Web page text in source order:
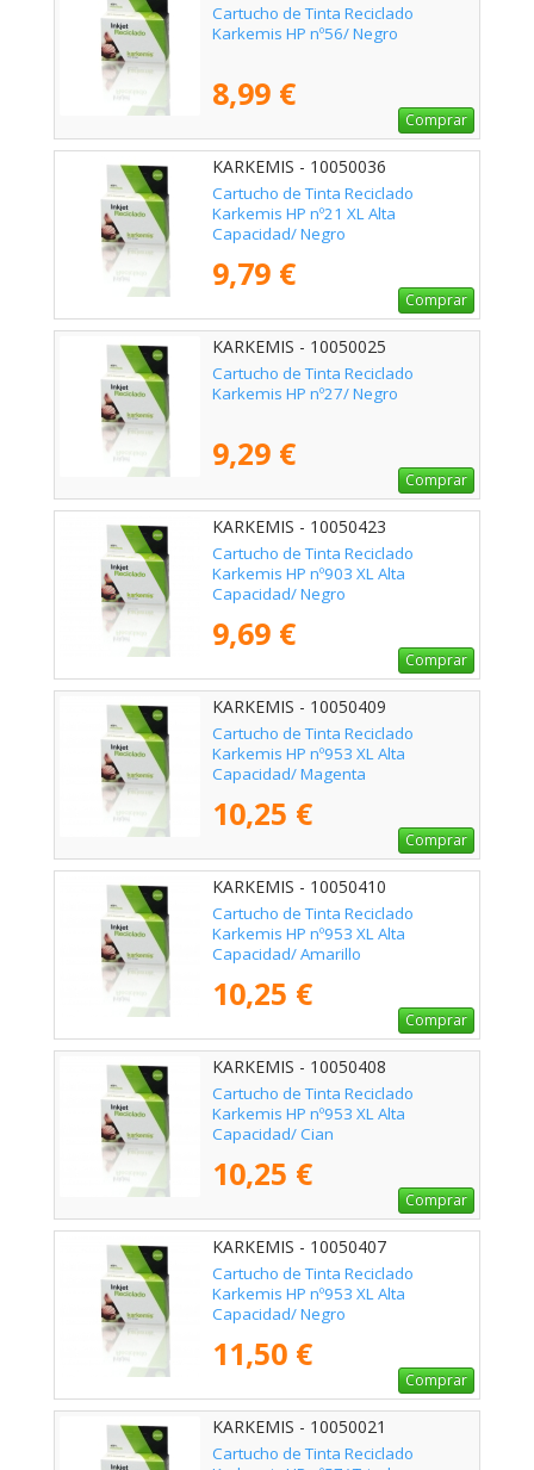
Cartucho de Tinta Reciclado
Karkemis HP nº56/ Negro
8,99 €
Comprar
KARKEMIS - 10050036
Cartucho de Tinta Reciclado
Karkemis HP nº21 XL Alta
Capacidad/ Negro
9,79 €
Comprar
KARKEMIS - 10050025
Cartucho de Tinta Reciclado
Karkemis HP nº27/ Negro
9,29 €
Comprar
KARKEMIS - 10050423
Cartucho de Tinta Reciclado
Karkemis HP nº903 XL Alta
Capacidad/ Negro
9,69 €
Comprar
KARKEMIS - 10050409
Cartucho de Tinta Reciclado
Karkemis HP nº953 XL Alta
Capacidad/ Magenta
10,25 €
Comprar
KARKEMIS - 10050410
Cartucho de Tinta Reciclado
Karkemis HP nº953 XL Alta
Capacidad/ Amarillo
10,25 €
Comprar
KARKEMIS - 10050408
Cartucho de Tinta Reciclado
Karkemis HP nº953 XL Alta
Capacidad/ Cian
10,25 €
Comprar
KARKEMIS - 10050407
Cartucho de Tinta Reciclado
Karkemis HP nº953 XL Alta
Capacidad/ Negro
11,50 €
Comprar
KARKEMIS - 10050021
Cartucho de Tinta Reciclado